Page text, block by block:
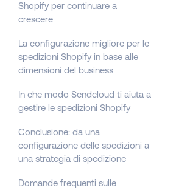
Shopify per continuare a
crescere
La configurazione migliore per le
spedizioni Shopify in base alle
dimensioni del business
In che modo Sendcloud ti aiuta a
gestire le spedizioni Shopify
Conclusione: da una
configurazione delle spedizioni a
una strategia di spedizione
Domande frequenti sulle